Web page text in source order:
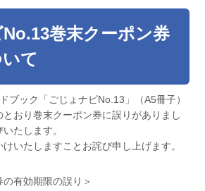
巻末クーポン券
て
ブック「ごじょナビNo.13」（A5冊子）
おり巻末クーポン券に誤りがありまし
たします。
いたしますことお詫び申し上げます。
有効期限の誤り＞